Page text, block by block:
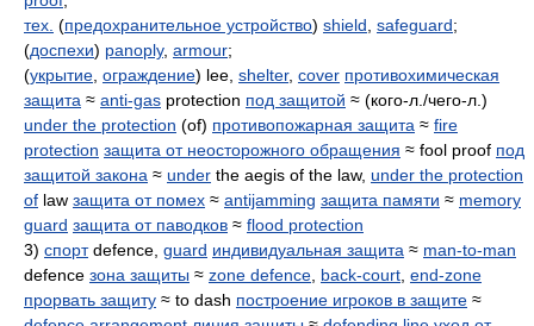
тех. (предохранительное устройство) shield safeguard;
(доспехи) panoply, armour;
(укрытие ограждение) lee, shelter, cover противохимическая
защита ≈ anti-gas protection под защитой ≈ (кого-л./чего-л.)
under the protection (of) противопожарная защита ≈ fire
protection защита от неосторожного обращения ≈ fool proof под
защитой закона ≈ under the aegis of the law, under the protection
of law защита от помех ≈ antijamming защита памяти ≈ memory
guard защита от паводков ≈ flood protection
3) спортdefence, guard индивидуальная защита ≈ man-to-man
defence зона защиты ≈ zone defence back-court end-zone
прорвать защиту ≈ to dash построение игроков в защите ≈